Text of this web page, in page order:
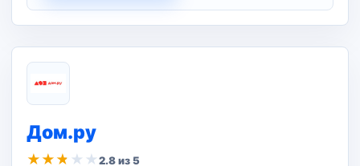
Дом.ру
★ ★ ★ ★ ★2.8 из 5